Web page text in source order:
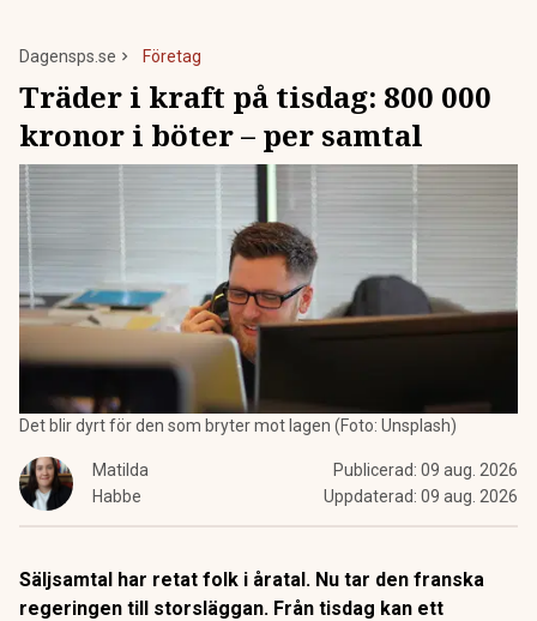
Dagensps.se Företag
Träder i kraft på tisdag: 800 000
kronor i böter – per samtal
Det blir dyrt för den som bryter mot lagen (Foto: Unsplash)
Matilda
Habbe
Publicerad: 09 aug. 2026
Uppdaterad: 09 aug. 2026
Säljsamtal har retat folk i åratal. Nu tar den franska
regeringen till storsläggan. Från tisdag kan ett